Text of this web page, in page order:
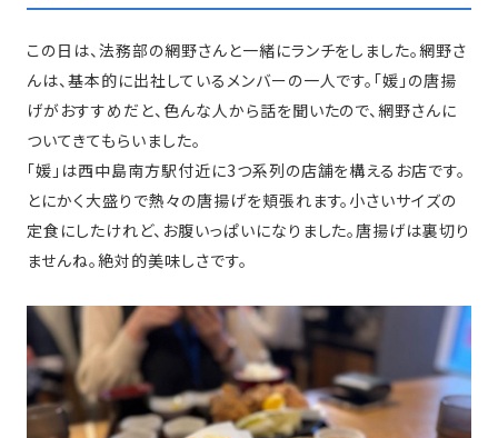
この日は、法務部の網野さんと一緒にランチをしました。網野さ
んは、基本的に出社しているメンバーの一人です。「媛」の唐揚
げがおすすめだと、色んな人から話を聞いたので、網野さんに
ついてきてもらいました。
「媛」は西中島南方駅付近に3つ系列の店舗を構えるお店です。
とにかく大盛りで熱々の唐揚げを頬張れます。小さいサイズの
定食にしたけれど、お腹いっぱいになりました。唐揚げは裏切り
ませんね。絶対的美味しさです。